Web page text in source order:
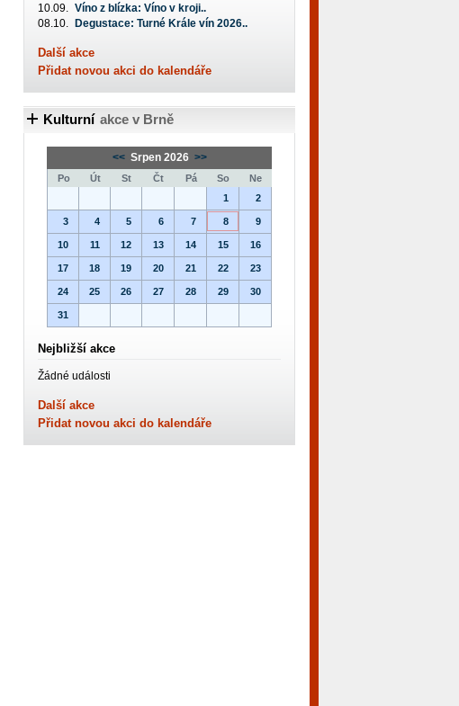
10.09. Víno z blízka: Víno v kroji..
08.10.
Degustace: Turné Krále vín 2026..
Další akce
Přidat novou akci do kalendáře
Kulturní akce v Brně
<< Srpen 2026 >>
Po Út St Čt Pá So
Ne
1
2
3 4 5 6 7 8 9
10 11 12 13 14 15 16
17 18 19 20 21 22 23
24 25 26 27 28 29 30
31
Nejbližší akce
Žádné události
Další akce
Přidat novou akci do kalendáře